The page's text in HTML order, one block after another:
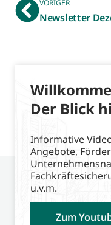
VORIGER
Der Blick
Informative
Angebote,
u.v.m.
Zum